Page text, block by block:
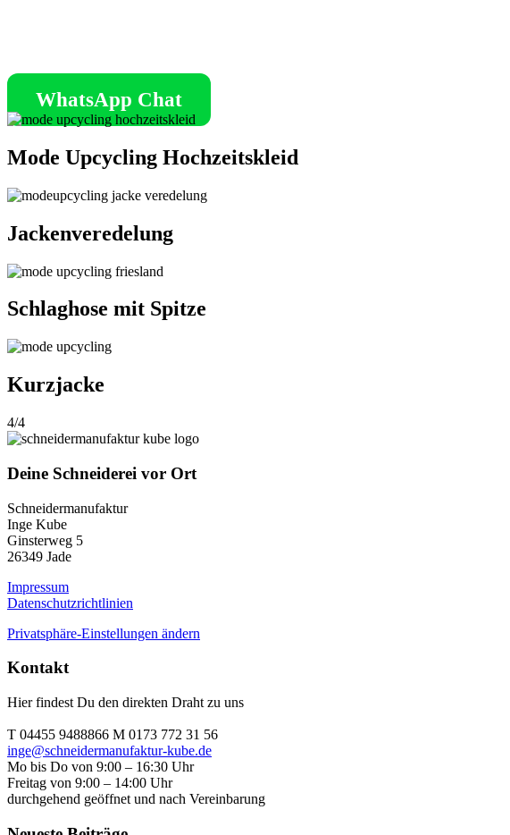
WhatsApp Chat
Mode Upcycling Hochzeitskleid
Jackenveredelung
Schlaghose mit Spitze
Kurzjacke
4/4
Deine Schneiderei vor Ort
Schneidermanufaktur
Inge Kube
Ginsterweg 5
26349 Jade
Impressum
Datenschutzrichtlinien
Privatsphäre-Einstellungen ändern
Kontakt
Hier findest Du den direkten Draht zu uns
T 04455 9488866 M 0173 772 31 56
inge@schneidermanufaktur-kube.de
Mo bis Do von 9:00 – 16:30 Uhr
Freitag von 9:00 – 14:00 Uhr
durchgehend geöffnet und nach Vereinbarung